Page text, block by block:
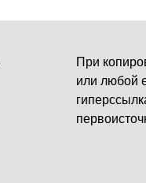
При
или любой